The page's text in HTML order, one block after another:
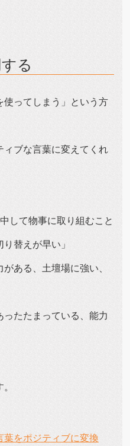
る
使ってしまう」という方
ィブな言葉に変えてくれ
して物事に取り組むこと
替えが早い」
ある、土壇場に強い、
たたまっている、能力
をポジティブに変換